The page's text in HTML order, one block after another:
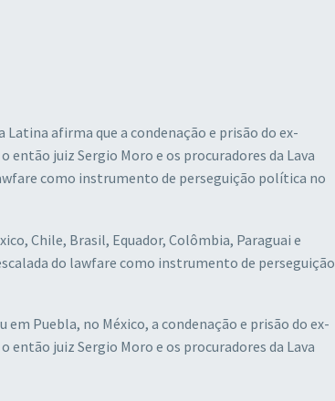
afirma que a condenação e prisão do ex-
juiz Sergio Moro e os procuradores da Lava
como instrumento de perseguição política no
Chile, Brasil, Equador, Colômbia, Paraguai e
do lawfare como instrumento de perseguição
Puebla, no México, a condenação e prisão do ex-
juiz Sergio Moro e os procuradores da Lava